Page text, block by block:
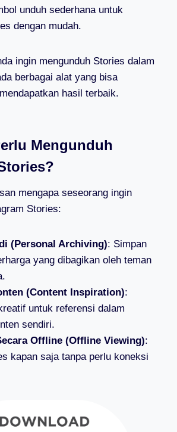
unduh sederhana untuk
dengan mudah.
ingin mengunduh Stories dalam
berbagai alat yang bisa
hasil terbaik.
Mengunduh
mengapa seseorang ingin
Stories:
(Personal Archiving): Simpan
yang dibagikan oleh teman
(Content Inspiration):
untuk referensi dalam
sendiri.
Offline (Offline Viewing):
kapan saja tanpa perlu koneksi